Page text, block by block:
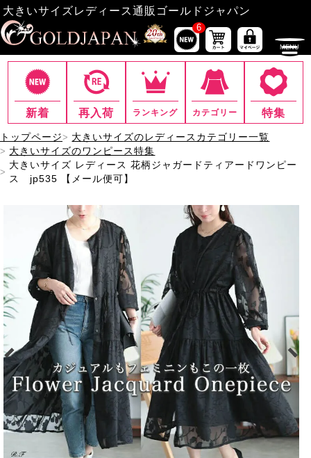
大きいサイズレディース通販ゴールドジャパン
6
新着 再入荷 ランキング カテゴリー 特集
トップページ
大きいサイズのレディースカテゴリー一覧
大きいサイズのワンピース特集
大きいサイズ レディース 花柄ジャガードティアードワンピー
ス jp535 【メール便可】